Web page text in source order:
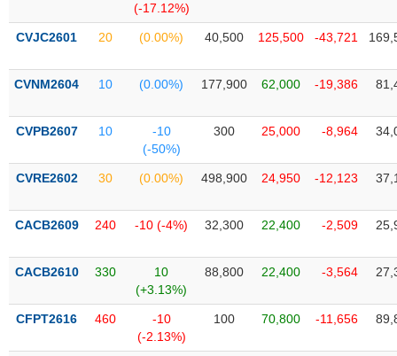
(-17.12%)
CVJC2601 20 (0.00%) 40,500 125,500 -43,721
CVNM2604 10 (0.00%) 177,900 62,000 -19,386
CVPB2607 10
-10
(-50%)
300 25,000 -8,964
CVRE2602 30 (0.00%) 498,900 24,950 -12,123
CACB2609 240 -10 (-4%) 32,300 22,400 -2,509
CACB2610 330
10
(+3.13%)
88,800 22,400 -3,564
CFPT2616 460
-10
(-2.13%)
100 70,800 -11,656
TIN
VỤ
THÔNG
TIỆN